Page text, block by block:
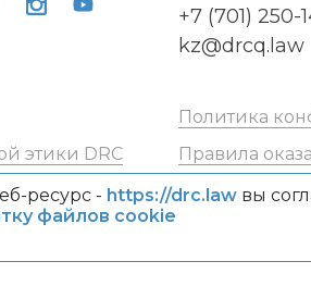
+7 (701) 250-
kz@drcq.law
Политика
этики DRC
Правила
ресурс - https://drc.lawвы
файлов cookie